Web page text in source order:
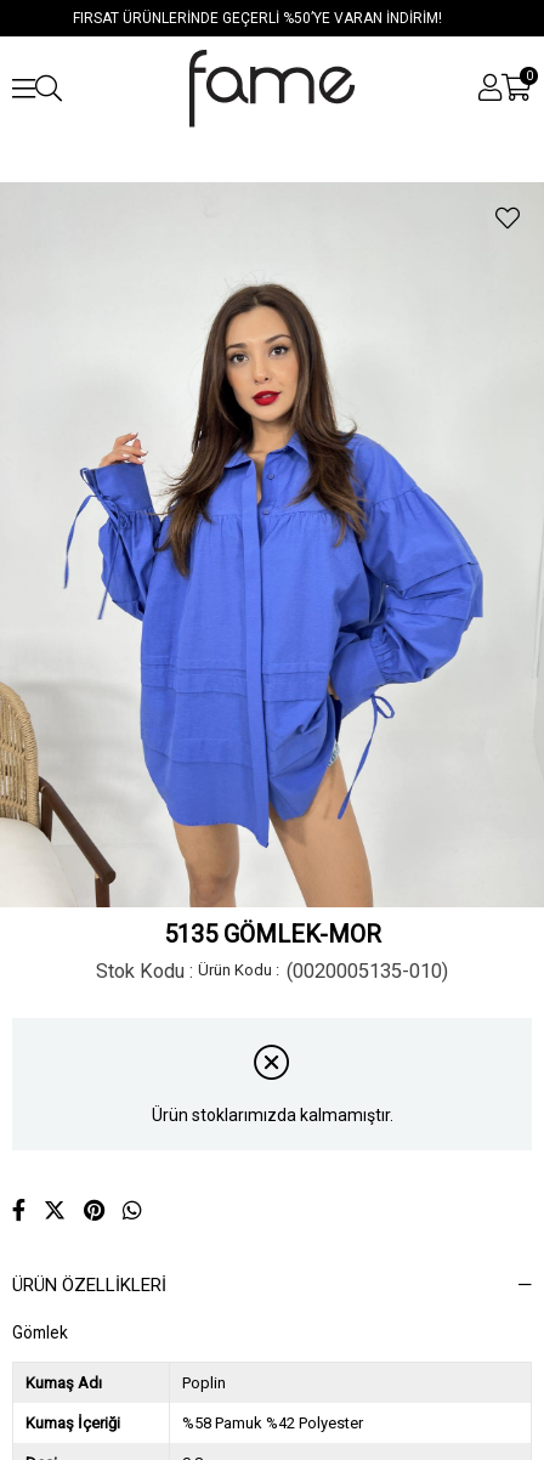
FIRSAT ÜRÜNLERİNDE GEÇERLİ %50’YE VARAN İNDİRİM!
0
5135 GÖMLEK-MOR
Stok Kodu (0020005135-010)
Ürün stoklarımızda kalmamıştır.
ÜRÜN ÖZELLIKLERI
Gömlek
Kumaş Adı Poplin
Kumaş İçeriği %58 Pamuk %42 Polyester